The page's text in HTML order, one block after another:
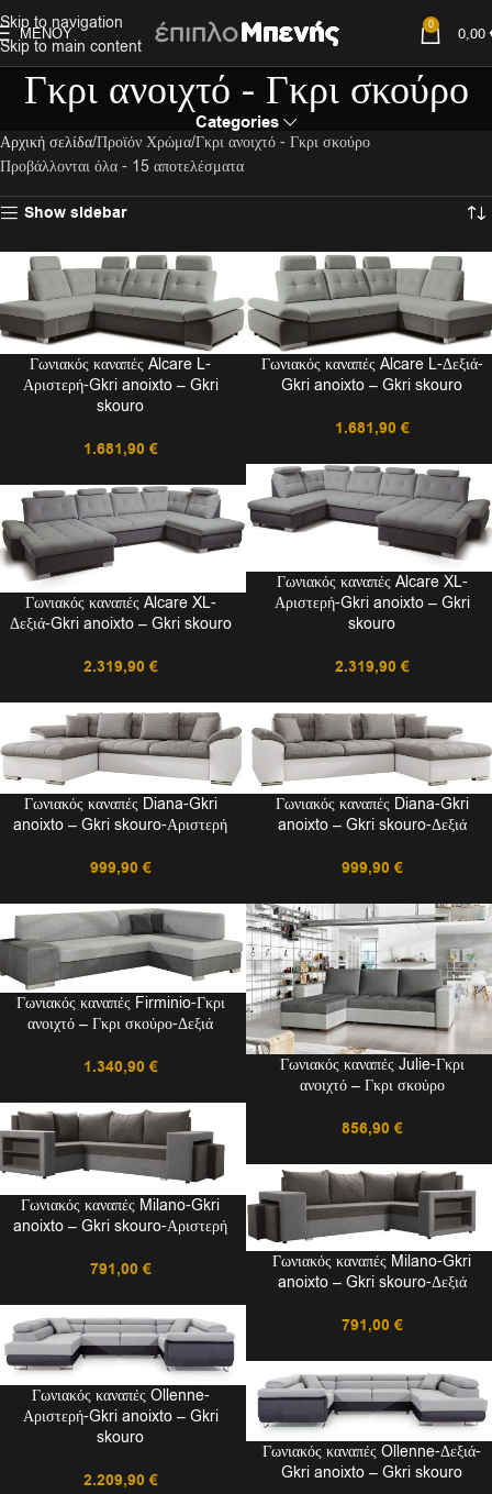
Skip to navigation
Skip to main content
ΜΕΝΟΎ 0 0,00
Γκρι ανοιχτό - Γκρι σκούρο
Categories
Αρχική σελίδα Προϊόν Χρώμα Γκρι ανοιχτό - Γκρι σκούρο
Προβάλλονται όλα - 15 αποτελέσματα
Show sidebar
Γωνιακός καναπές Alcare L-
Αριστερή-Gkri anoixto – Gkri
skouro
1.681,90 €
Γωνιακός καναπές Alcare L-Δεξιά-
Gkri anoixto – Gkri skouro
1.681,90 €
Γωνιακός καναπές Alcare XL-
Αριστερή-Gkri anoixto – Gkri
skouro
2.319,90 €
Γωνιακός καναπές Alcare XL-
Δεξιά-Gkri anoixto – Gkri skouro
2.319,90 €
Γωνιακός καναπές Diana-Gkri
anoixto – Gkri skouro-Αριστερή
999,90 €
Γωνιακός καναπές Diana-Gkri
anoixto – Gkri skouro-Δεξιά
999,90 €
Γωνιακός καναπές Firminio-Γκρι
ανοιχτό – Γκρι σκούρο-Δεξιά
1.340,90 €
Γωνιακός καναπές Julie-Γκρι
ανοιχτό – Γκρι σκούρο
856,90 €
Γωνιακός καναπές Milano-Gkri
anoixto – Gkri skouro-Αριστερή
791,00 €
Γωνιακός καναπές Milano-Gkri
anoixto – Gkri skouro-Δεξιά
791,00 €
Γωνιακός καναπές Ollenne-
Αριστερή-Gkri anoixto – Gkri
skouro
2.209,90 €
Γωνιακός καναπές Ollenne-Δεξιά-
Gkri anoixto – Gkri skouro